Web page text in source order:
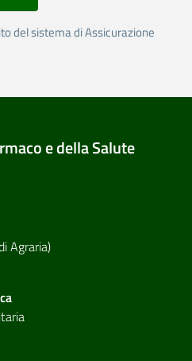
del sistema di Assicurazione
e della Salute
Agraria)